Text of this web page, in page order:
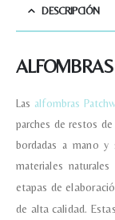
DESCRIPCIÓN
Las alfombras
parches de restos
bordadas a mano y
materiales
etapas de
de alta calidad.